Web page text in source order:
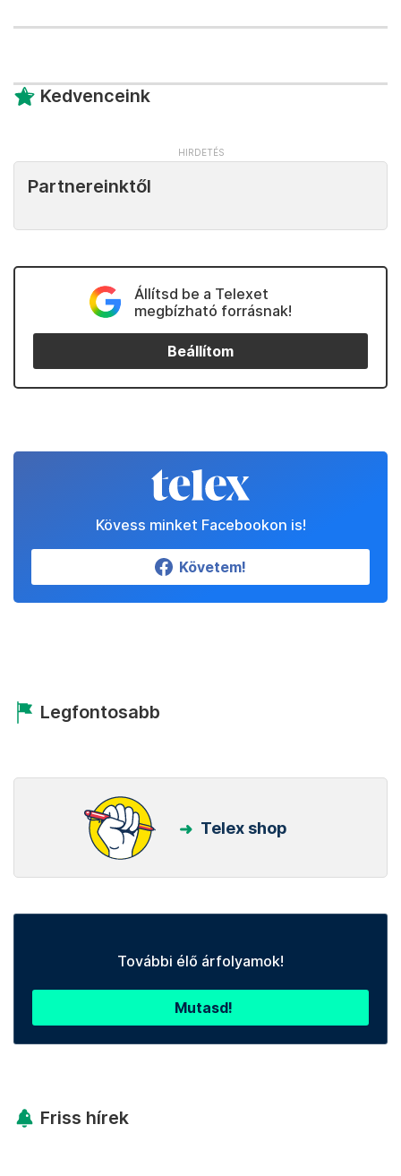
Kedvenceink
Partnereinktől
Állítsd be a Telexet
megbízható forrásnak!
Beállítom
Kövess minket Facebookon is!
Követem!
Legfontosabb
Telex shop
További élő árfolyamok!
Mutasd!
Friss hírek